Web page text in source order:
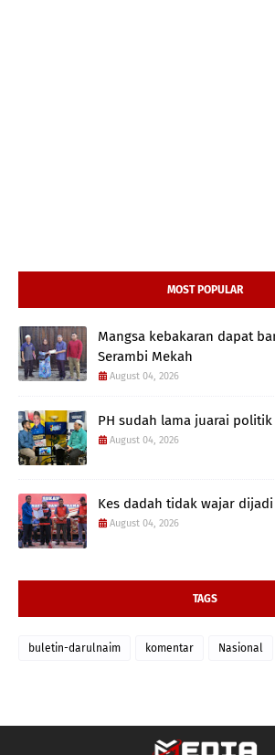
MOST POPULAR
Mangsa kebakaran dapat
Serambi Mekah
August 04, 2026
PH sudah lama juarai
August 04, 2026
Kes dadah tidak wajar
August 04, 2026
TAGS
buletin-darulnaim komentar Nasional